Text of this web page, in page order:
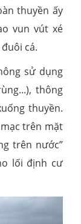
thuyền ấy
vun vút xé
cá.
sử dụng
thông
thuyền.
trên mặt
trên nước”
lối định cư